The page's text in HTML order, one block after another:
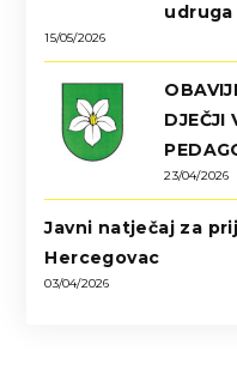
udruga
15/05/2026
DJEČJI
23/04/2026
Javni natječaj za
Hercegovac
03/04/2026